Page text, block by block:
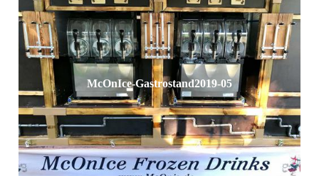
McOnIce-Gastrostand2019-05